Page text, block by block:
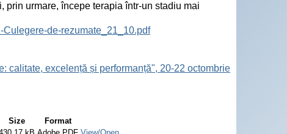
urmare, începe terapia într-un stadiu mai
de-rezumate_21_10.pdf
calitate, excelență și performanță", 20-22 octombrie
Size
Format